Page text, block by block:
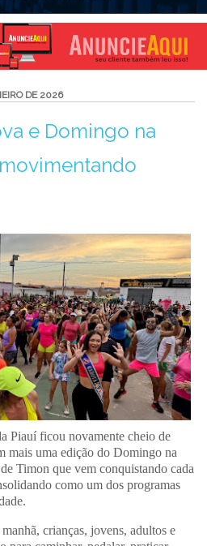
DE 2026
e Domingo na
Piauí ficou novamente cheio de
mais uma edição do Domingo na
Timon que vem conquistando cada
como um dos programas
crianças, jovens, adultos e